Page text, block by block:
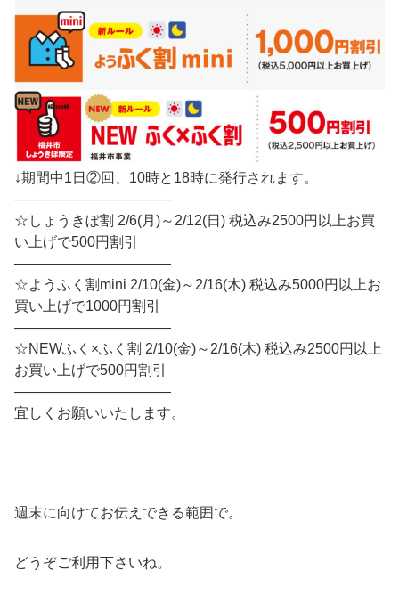
↓期間中1日②回、10時と18時に発行されます。
———————————
☆しょうきぼ割 2/6(月)～2/12(日) 税込み2500円以上お買
い上げで500円割引
———————————
☆ようふく割mini 2/10(金)～2/16(木) 税込み5000円以上お
買い上げで1000円割引
———————————
☆NEWふく×ふく割 2/10(金)～2/16(木) 税込み2500円以上
お買い上げで500円割引
———————————
宜しくお願いいたします。
週末に向けてお伝えできる範囲で。
どうぞご利用下さいね。